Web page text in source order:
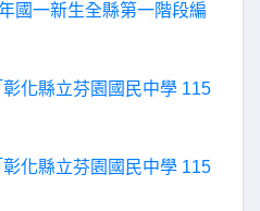
國一新生全縣第一階段編
彰化縣立芬園國民中學 115
彰化縣立芬園國民中學 115